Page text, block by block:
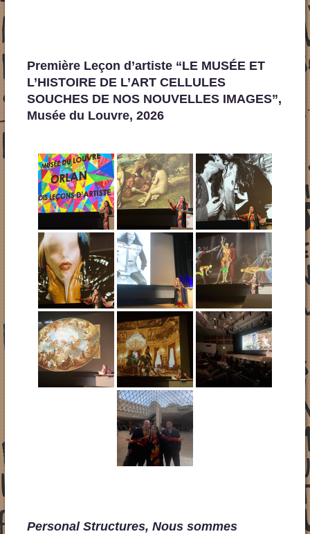
Première Leçon d’artiste “LE MUSÉE ET
L’HISTOIRE DE L’ART CELLULES
SOUCHES DE NOS NOUVELLES IMAGES”,
Musée du Louvre, 2026
Personal Structures, Nous sommes